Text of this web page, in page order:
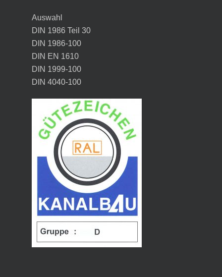
Auswahl
DIN 1986 Teil 30
DIN 1986-100
DIN EN 1610
DIN 1999-100
DIN 4040-100